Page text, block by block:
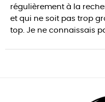
régulièrement à la
et qui ne soit pas trop
top. Je ne connaissais